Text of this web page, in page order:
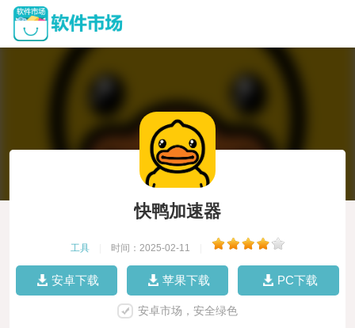
快鸭加速器
工具 时间：2025-02-11
安卓下载 苹果下载 PC下载
安卓市场，安全绿色